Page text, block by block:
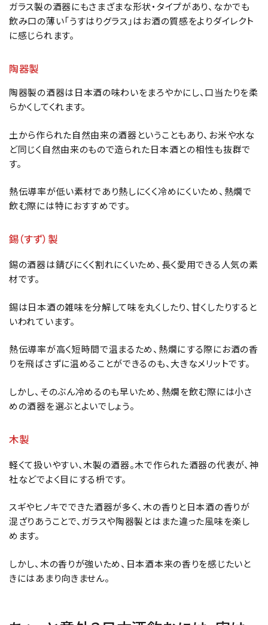
ガラス製の酒器にもさまざまな形状・タイプがあり、なかでも
飲み口の薄い「うすはりグラス」はお酒の質感をよりダイレクト
に感じられます。
陶器製
陶器製の酒器は日本酒の味わいをまろやかにし、口当たりを柔
らかくしてくれます。
土から作られた自然由来の酒器ということもあり、お米や水な
ど同じく自然由来のもので造られた日本酒との相性も抜群で
す。
熱伝導率が低い素材であり熱しにくく冷めにくいため、熱燗で
飲む際には特におすすめです。
錫（すず）製
錫の酒器は錆びにくく割れにくいため、長く愛用できる人気の素
材です。
錫は日本酒の雑味を分解して味を丸くしたり、甘くしたりすると
いわれています。
熱伝導率が高く短時間で温まるため、熱燗にする際にお酒の香
りを飛ばさずに温めることができるのも、大きなメリットです。
しかし、そのぶん冷めるのも早いため、熱燗を飲む際には小さ
めの酒器を選ぶとよいでしょう。
木製
軽くて扱いやすい、木製の酒器。木で作られた酒器の代表が、神
社などでよく目にする枡です。
スギやヒノキでできた酒器が多く、木の香りと日本酒の香りが
混ざりあうことで、ガラスや陶器製とはまた違った風味を楽し
めます。
しかし、木の香りが強いため、日本酒本来の香りを感じたいと
きにはあまり向きません。